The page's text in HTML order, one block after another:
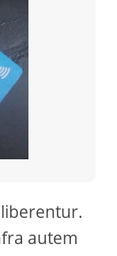
autem